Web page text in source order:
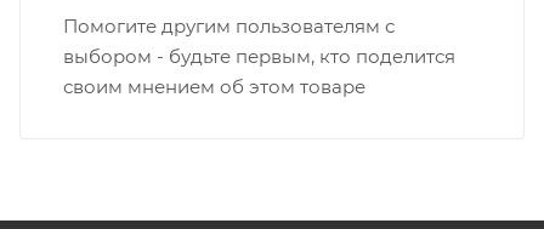
Помогите другим пользователям с
выбором - будьте первым, кто поделится
своим мнением об этом товаре